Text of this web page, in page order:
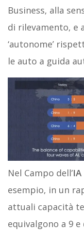
Business, alla
di rilevamento, e
‘autonome’
le auto a guida
Nel Campo dell’IA
esempio, in un
attuali capacità
equivalgono a 9 e